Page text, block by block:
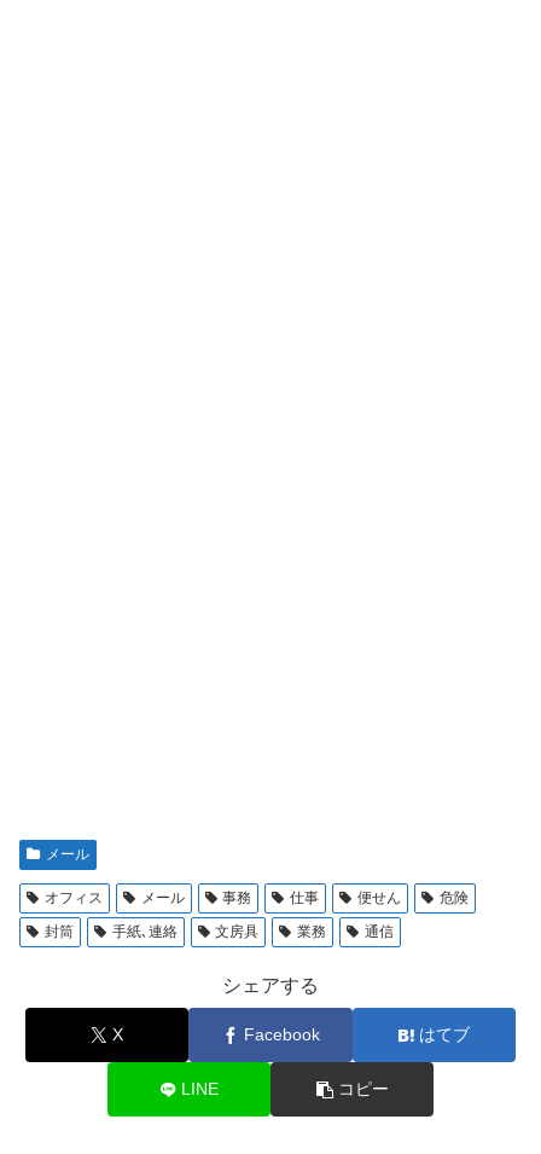
メール
オフィス メール 事務 仕事 便せん
危険
封筒
手紙､連絡 文房具 業務 通信
シェアする
X Facebook はてブ
LINE コピー